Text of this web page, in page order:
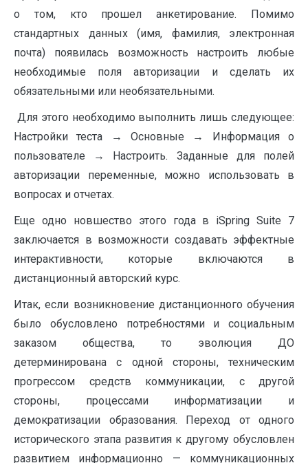
о том, кто прошел анкетирование. Помимо
стандартных данных (имя, фамилия, электронная
почта) появилась возможность настроить любые
необходимые поля авторизации и сделать их
обязательными или необязательными.
Для этого необходимо выполнить лишь следующее:
Настройки теста → Основные → Информация о
пользователе → Настроить. Заданные для полей
авторизации переменные, можно использовать в
вопросах и отчетах.
Еще одно новшество этого года в iSpring Suite 7
заключается в возможности создавать эффектные
интерактивности, которые включаются в
дистанционный авторский курс.
Итак, если возникновение дистанционного обучения
было обусловлено потребностями и социальным
заказом общества, то эволюция ДО
детерминирована с одной стороны, техническим
прогрессом средств коммуникации, с другой
стороны, процессами информатизации и
демократизации образования. Переход от одного
исторического этапа развития к другому обусловлен
развитием информационно — коммуникационных